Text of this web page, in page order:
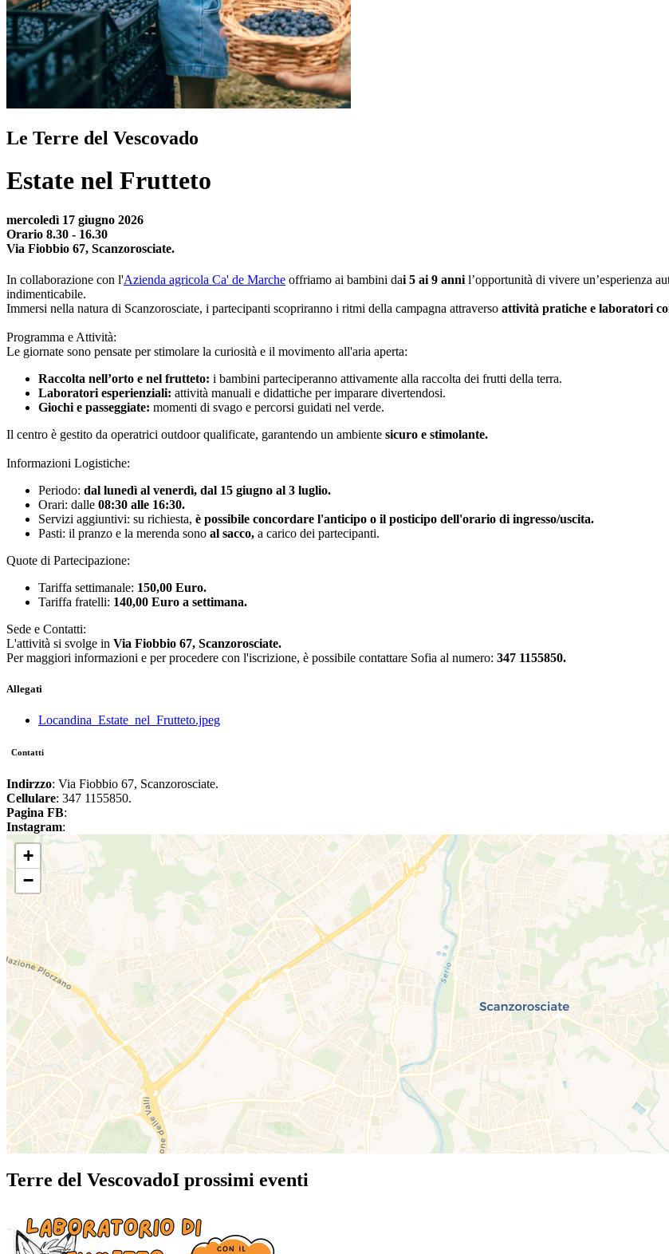
Le Terre del Vescovado
Estate nel Frutteto
mercoledì 17 giugno 2026
Orario 8.30 - 16.30
Via Fiobbio 67, Scanzorosciate.
In collaborazione con l'Azienda agricola Ca' de Marche offriamo ai bambini dai 5 ai 9 anni l’opportunità di vivere un’esperienza
indimenticabile.
Immersi nella natura di Scanzorosciate, i partecipanti scopriranno i ritmi della campagna attraverso attività pratiche e laboratori
Programma e Attività:
Le giornate sono pensate per stimolare la curiosità e il movimento all'aria aperta:
Raccolta nell’orto e nel frutteto: i bambini parteciperanno attivamente alla raccolta dei frutti della terra.
Laboratori esperienziali: attività manuali e didattiche per imparare divertendosi.
Giochi e passeggiate: momenti di svago e percorsi guidati nel verde.
Il centro è gestito da operatrici outdoor qualificate, garantendo un ambiente sicuro e stimolante.
Informazioni Logistiche:
Periodo: dal lunedì al venerdì, dal 15 giugno al 3 luglio.
Orari: dalle 08:30 alle 16:30.
Servizi aggiuntivi: su richiesta, è possibile concordare l'anticipo o il posticipo dell'orario di ingresso/uscita.
Pasti: il pranzo e la merenda sono al sacco, a carico dei partecipanti.
Quote di Partecipazione:
Tariffa settimanale: 150,00 Euro.
Tariffa fratelli: 140,00 Euro a settimana.
Sede e Contatti:
L'attività si svolge in Via Fiobbio 67, Scanzorosciate.
Per maggiori informazioni e per procedere con l'iscrizione, è possibile contattare Sofia al numero: 347 1155850.
Allegati
Locandina_Estate_nel_Frutteto.jpeg
Contatti
Indirzzo: Via Fiobbio 67, Scanzorosciate.
Cellulare: 347 1155850.
Pagina FB:
Instagram:
+
−
Terre del VescovadoI prossimi eventi